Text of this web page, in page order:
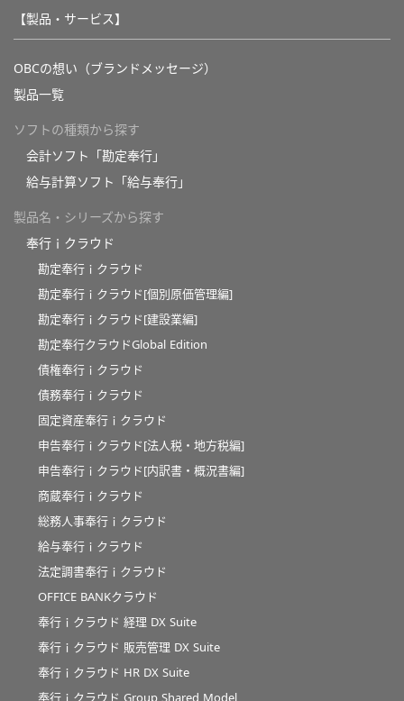
【製品・サービス】
OBCの想い（ブランドメッセージ）
製品一覧
ソフトの種類から探す
会計ソフト「勘定奉行」
給与計算ソフト「給与奉行」
製品名・シリーズから探す
奉行ｉクラウド
勘定奉行ｉクラウド
勘定奉行ｉクラウド[個別原価管理編]
勘定奉行ｉクラウド[建設業編]
勘定奉行クラウドGlobal Edition
債権奉行ｉクラウド
債務奉行ｉクラウド
固定資産奉行ｉクラウド
申告奉行ｉクラウド[法人税・地方税編]
申告奉行ｉクラウド[内訳書・概況書編]
商蔵奉行ｉクラウド
総務人事奉行ｉクラウド
給与奉行ｉクラウド
法定調書奉行ｉクラウド
OFFICE BANKクラウド
奉行ｉクラウド 経理 DX Suite
奉行ｉクラウド 販売管理 DX Suite
奉行ｉクラウド HR DX Suite
奉行ｉクラウド Group Shared Model